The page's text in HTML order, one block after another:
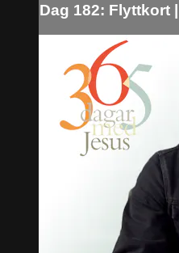
Dag 182: Flyttkort